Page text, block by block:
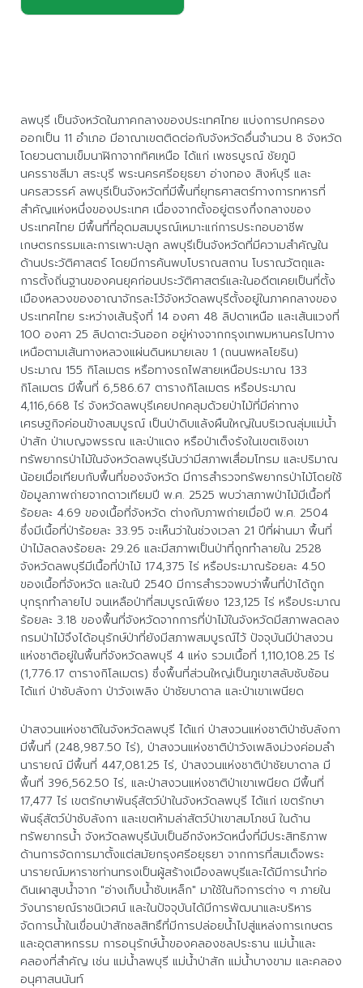
ลพบุรี เป็นจังหวัดในภาคกลางของประเทศไทย แบ่งการปกครอง
ออกเป็น 11 อำเภอ มีอาณาเขตติดต่อกับจังหวัดอื่นจำนวน 8 จังหวัด
โดยวนตามเข็มนาฬิกาจากทิศเหนือ ได้แก่ เพชรบูรณ์ ชัยภูมิ
นครราชสีมา สระบุรี พระนครศรีอยุธยา อ่างทอง สิงห์บุรี และ
นครสวรรค์ ลพบุรีเป็นจังหวัดที่มีพื้นที่ยุทธศาสตร์ทางการทหารที่
สำคัญแห่งหนึ่งของประเทศ เนื่องจากตั้งอยู่ตรงกึ่งกลางของ
ประเทศไทย มีพื้นที่ที่อุดมสมบูรณ์เหมาะแก่การประกอบอาชีพ
เกษตรกรรมและการเพาะปลูก ลพบุรีเป็นจังหวัดที่มีความสำคัญใน
ด้านประวัติศาสตร์ โดยมีการค้นพบโบราณสถาน โบราณวัตถุและ
การตั้งถิ่นฐานของคนยุคก่อนประวัติศาสตร์และในอดีตเคยเป็นที่ตั้ง
เมืองหลวงของอาณาจักรละโว้จังหวัดลพบุรีตั้งอยู่ในภาคกลางของ
ประเทศไทย ระหว่างเส้นรุ้งที่ 14 องศา 48 ลิปดาเหนือ และเส้นแวงที่
100 องศา 25 ลิปดาตะวันออก อยู่ห่างจากกรุงเทพมหานครไปทาง
เหนือตามเส้นทางหลวงแผ่นดินหมายเลข 1 (ถนนพหลโยธิน)
ประมาณ 155 กิโลเมตร หรือทางรถไฟสายเหนือประมาณ 133
กิโลเมตร มีพื้นที่ 6,586.67 ตารางกิโลเมตร หรือประมาณ
4,116,668 ไร่ จังหวัดลพบุรีเคยปกคลุมด้วยป่าไม้ที่มีค่าทาง
เศรษฐกิจค่อนข้างสมบูรณ์ เป็นป่าดิบแล้งผืนใหญ่ในบริเวณลุ่มแม่น้ำ
ป่าสัก ป่าเบญจพรรณ และป่าแดง หรือป่าเต็งรังในเขตเชิงเขา
ทรัพยากรป่าไม้ในจังหวัดลพบุรีนับว่ามีสภาพเสื่อมโทรม และปริมาณ
น้อยเมื่อเทียบกับพื้นที่ของจังหวัด มีการสำรวจทรัพยากรป่าไม้โดยใช้
ข้อมูลภาพถ่ายจากดาวเทียมปี พ.ศ. 2525 พบว่าสภาพป่าไม้มีเนื้อที่
ร้อยละ 4.69 ของเนื้อที่จังหวัด ต่างกับภาพถ่ายเมื่อปี พ.ศ. 2504
ซึ่งมีเนื้อที่ป่าร้อยละ 33.95 จะเห็นว่าในช่วงเวลา 21 ปีที่ผ่านมา พื้นที่
ป่าไม้ลดลงร้อยละ 29.26 และมีสภาพเป็นป่าที่ถูกทำลายใน 2528
จังหวัดลพบุรีมีเนื้อที่ป่าไม้ 174,375 ไร่ หรือประมาณร้อยละ 4.50
ของเนื้อที่จังหวัด และในปี 2540 มีการสำรวจพบว่าพื้นที่ป่าได้ถูก
บุกรุกทำลายไป จนเหลือป่าที่สมบูรณ์เพียง 123,125 ไร่ หรือประมาณ
ร้อยละ 3.18 ของพื้นที่จังหวัดจากการที่ป่าไม้ในจังหวัดมีสภาพลดลง
กรมป่าไม้จึงได้อนุรักษ์ป่าที่ยังมีสภาพสมบูรณ์ไว้ ปัจจุบันมีป่าสงวน
แห่งชาติอยู่ในพื้นที่จังหวัดลพบุรี 4 แห่ง รวมเนื้อที่ 1,110,108.25 ไร่
(1,776.17 ตารางกิโลเมตร) ซึ่งพื้นที่ส่วนใหญ่เป็นภูเขาสลับซับซ้อน
ได้แก่ ป่าซับลังกา ป่าวังเพลิง ป่าชัยบาดาล และป่าเขาเพนียด
ป่าสงวนแห่งชาติในจังหวัดลพบุรี ได้แก่ ป่าสงวนแห่งชาติป่าซับลังกา
มีพื้นที่ (248,987.50 ไร่), ป่าสงวนแห่งชาติป่าวังเพลิงม่วงค่อมลำ
นารายณ์ มีพื้นที่ 447,081.25 ไร่, ป่าสงวนแห่งชาติป่าชัยบาดาล มี
พื้นที่ 396,562.50 ไร่, และป่าสงวนแห่งชาติป่าเขาเพนียด มีพื้นที่
17,477 ไร่ เขตรักษาพันธุ์สัตว์ป่าในจังหวัดลพบุรี ได้แก่ เขตรักษา
พันธุ์สัตว์ป่าซับลังกา และเขตห้ามล่าสัตว์ป่าเขาสมโภชน์ ในด้าน
ทรัพยากรน้ำ จังหวัดลพบุรีนับเป็นอีกจังหวัดหนึ่งที่มีประสิทธิภาพ
ด้านการจัดการมาตั้งแต่สมัยกรุงศรีอยุธยา จากการที่สมเด็จพระ
นารายณ์มหาราชท่านทรงเป็นผู้สร้างเมืองลพบุรีและได้มีการนำท่อ
ดินเผาสูบน้ำจาก "อ่างเก็บน้ำซับเหล็ก" มาใช้ในกิจการต่าง ๆ ภายใน
วังนารายณ์ราชนิเวศน์ และในปัจจุบันได้มีการพัฒนาและบริหาร
จัดการน้ำในเขื่อนป่าสักชลสิทธิ์ที่มีการปล่อยน้ำไปสู่แหล่งการเกษตร
และอุตสาหกรรม การอนุรักษ์น้ำของคลองชลประธาน แม่น้ำและ
คลองที่สำคัญ เช่น แม่น้ำลพบุรี แม่น้ำป่าสัก แม่น้ำบางขาม และคลอง
อนุศาสนนันท์